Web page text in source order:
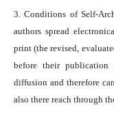
3. Conditions of Self-
authors spread
print (the revised,
before their
diffusion and therefore
also there reach through